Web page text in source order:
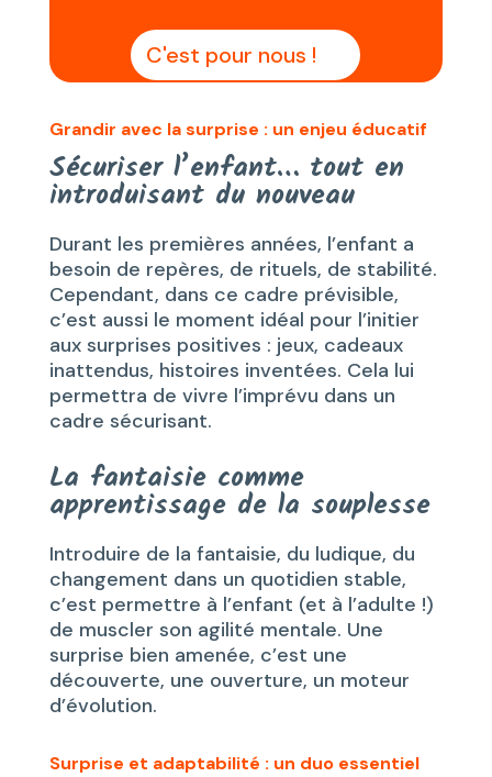
C'est pour nous !
Grandir avec la surprise : un enjeu éducatif
Sécuriser l’enfant… tout en
introduisant du nouveau
Durant les premières années, l’enfant a
besoin de repères, de rituels, de stabilité.
Cependant, dans ce cadre prévisible,
c’est aussi le moment idéal pour l’initier
aux surprises positives : jeux, cadeaux
inattendus, histoires inventées. Cela lui
permettra de vivre l’imprévu dans un
cadre sécurisant.
La fantaisie comme
apprentissage de la souplesse
Introduire de la fantaisie, du ludique, du
changement dans un quotidien stable,
c’est permettre à l’enfant (et à l’adulte !)
de muscler son agilité mentale. Une
surprise bien amenée, c’est une
découverte, une ouverture, un moteur
d’évolution.
Surprise et adaptabilité : un duo essentiel